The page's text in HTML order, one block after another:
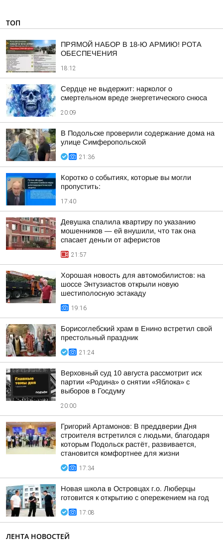
ТОП
ПРЯМОЙ НАБОР В 18-Ю АРМИЮ! РОТА
ОБЕСПЕЧЕНИЯ
18:12
Сердце не выдержит: нарколог о
смертельном вреде энергетического снюса
20:09
В Подольске проверили содержание дома на
улице Симферопольской
21:36
Коротко о событиях, которые вы могли
пропустить:
17:40
Девушка спалила квартиру по указанию
мошенников — ей внушили, что так она
спасает деньги от аферистов
21:57
Хорошая новость для автомобилистов: на
шоссе Энтузиастов открыли новую
шестиполосную эстакаду
19:16
Борисоглебский храм в Енино встретил свой
престольный праздник
21:24
Верховный суд 10 августа рассмотрит иск
партии «Родина» о снятии «Яблока» с
выборов в Госдуму
20:00
Григорий Артамонов: В преддверии Дня
строителя встретился с людьми, благодаря
которым Подольск растёт, развивается,
становится комфортнее для жизни
17:34
Новая школа в Островцах г.о. Люберцы
готовится к открытию с опережением на год
17:08
ЛЕНТА НОВОСТЕЙ